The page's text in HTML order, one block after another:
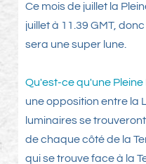
Ce mois de juillet la
juillet à 11.39 GMT,
sera une super lune.
Qu'est-ce qu'une Pleine
une opposition entre la
luminaires se
de chaque côté de la
qui se trouve face à la